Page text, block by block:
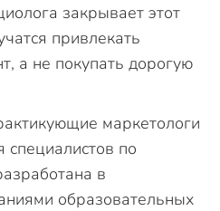
закрывает этот
привлекать
а не покупать дорогую
маркетологи
по
в
образовательных